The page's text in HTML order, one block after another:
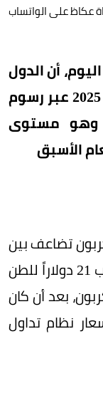
عكاظ على الواتساب
أن الدول
جمعت 107 مليارات دولار خلال عام 2025 عبر رسوم
وهو مستوى
تضاعف بين
عامي 2016 و2026 ليصل إلى ما يقارب 21 دولاراً للطن
بعد أن كان
نظام تداول